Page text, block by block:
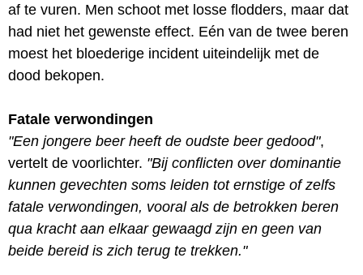
af te vuren. Men schoot met losse flodders, maar dat
had niet het gewenste effect. Eén van de twee beren
moest het bloederige incident uiteindelijk met de
dood bekopen.
Fatale verwondingen
"Een jongere beer heeft de oudste beer gedood",
vertelt de voorlichter. "Bij conflicten over dominantie
kunnen gevechten soms leiden tot ernstige of zelfs
fatale verwondingen, vooral als de betrokken beren
qua kracht aan elkaar gewaagd zijn en geen van
beide bereid is zich terug te trekken."